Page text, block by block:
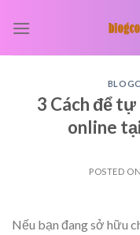
3 Cách để
online
POSTED ON
Nếu bạn đang sở hữu